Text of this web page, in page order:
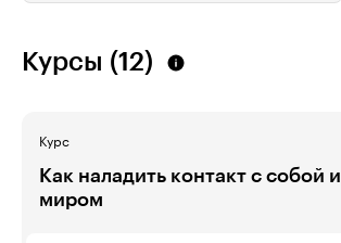
Курсы (12)
Курс
Как наладить контакт с собой и
миром